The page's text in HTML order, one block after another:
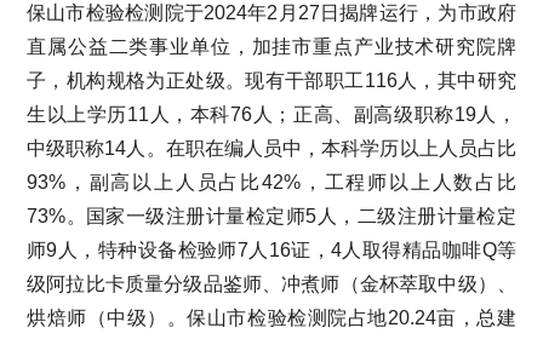
保山市检验检测院于2024年2月27日揭牌运行，为市政府
直属公益二类事业单位，加挂市重点产业技术研究院牌
子，机构规格为正处级。现有干部职工116人，其中研究
生以上学历11人，本科76人；正高、副高级职称19人，
中级职称14人。在职在编人员中，本科学历以上人员占比
93%，副高以上人员占比42%，工程师以上人数占比
73%。国家一级注册计量检定师5人，二级注册计量检定
师9人，特种设备检验师7人16证，4人取得精品咖啡Q等
级阿拉比卡质量分级品鉴师、冲煮师（金杯萃取中级）、
烘焙师（中级）。保山市检验检测院占地20.24亩，总建